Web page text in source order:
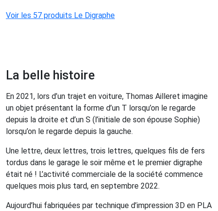
Voir les 57 produits Le Digraphe
La belle histoire
En 2021, lors d’un trajet en voiture, Thomas Ailleret imagine
un objet présentant la forme d’un T lorsqu’on le regarde
depuis la droite et d’un S (l’initiale de son épouse Sophie)
lorsqu’on le regarde depuis la gauche.
Une lettre, deux lettres, trois lettres, quelques fils de fers
tordus dans le garage le soir même et le premier digraphe
était né ! L’activité commerciale de la société commence
quelques mois plus tard, en septembre 2022.
Aujourd’hui fabriquées par technique d’impression 3D en PLA